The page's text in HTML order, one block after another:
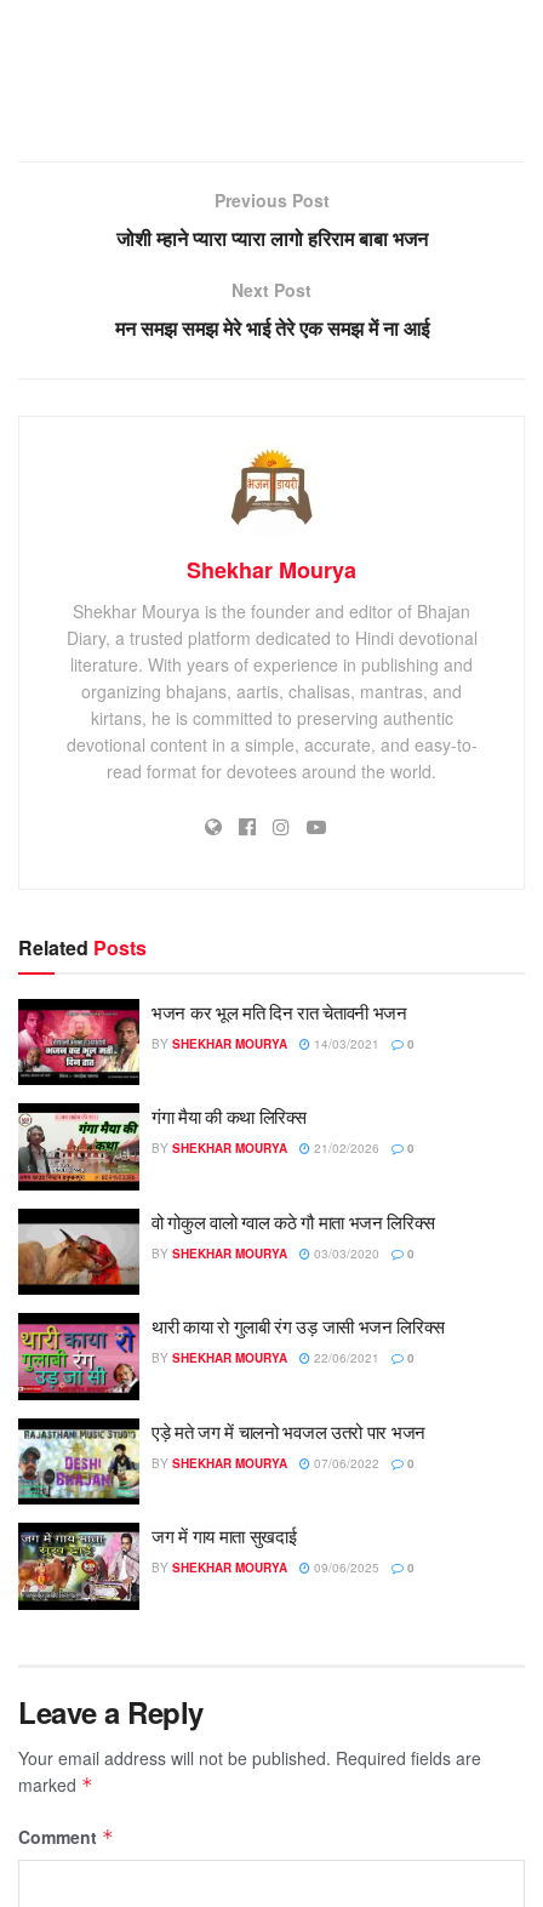
Previous Post
जोशी म्हाने प्यारा प्यारा लागो हरिराम बाबा भजन
Next Post
मन समझ समझ मेरे भाई तेरे एक समझ में ना आई
Shekhar Mourya
Shekhar Mourya is the founder and editor of Bhajan
Diary, a trusted platform dedicated to Hindi devotional
literature. With years of experience in publishing and
organizing bhajans, aartis, chalisas, mantras, and
kirtans, he is committed to preserving authentic
devotional content in a simple, accurate, and easy-to-
read format for devotees around the world.
Related Posts
भजन कर भूल मति दिन रात चेतावनी भजन
BY SHEKHAR MOURYA 14/03/2021 0
गंगा मैया की कथा लिरिक्स
BY SHEKHAR MOURYA 21/02/2026 0
वो गोकुल वालो ग्वाल कठे गौ माता भजन लिरिक्स
BY SHEKHAR MOURYA 03/03/2020 0
थारी काया रो गुलाबी रंग उड़ जासी भजन लिरिक्स
BY SHEKHAR MOURYA 22/06/2021 0
एड़े मते जग में चालनो भवजल उतरो पार भजन
BY SHEKHAR MOURYA 07/06/2022 0
जग में गाय माता सुखदाई
BY SHEKHAR MOURYA 09/06/2025 0
Leave a Reply
Your email address will not be published. Required fields are
marked *
Comment *